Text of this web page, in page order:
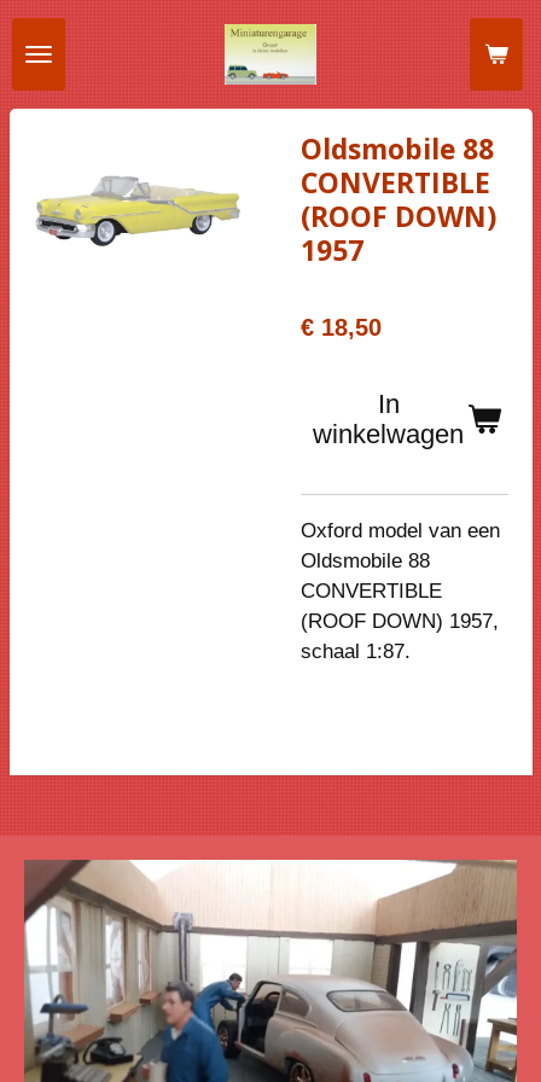
Ga
direct
naar
de
Oldsmobile 88
CONVERTIBLE
(ROOF DOWN)
1957
€ 18,50
In
winkelwagen
Oxford model van een
Oldsmobile 88
CONVERTIBLE
(ROOF DOWN) 1957,
schaal 1:87.